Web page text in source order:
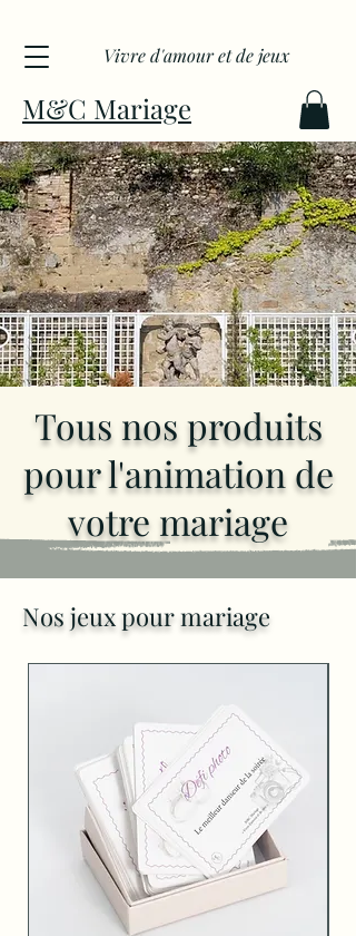
Vivre d'amour et de jeux
M&C Mariage
Tous nos produits
pour l'animation de
votre mariage
Nos jeux pour mariage